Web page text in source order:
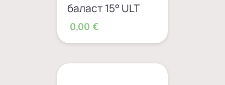
баласт 15° ULT
0,00 €